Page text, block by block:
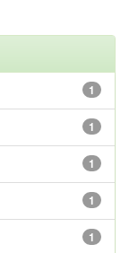
1
1
1
1
1